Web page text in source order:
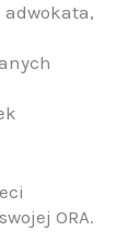
adwokata,
ORA.